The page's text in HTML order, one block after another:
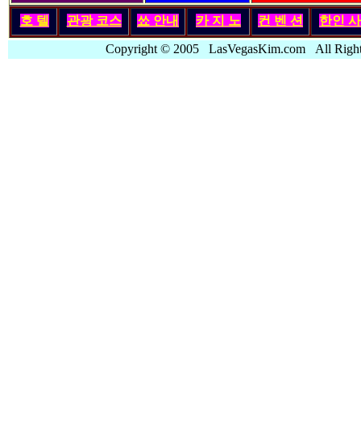
호 텔 관광 코스 쑈 안내 카 지 노 컨 벤 션 한인
Copyright © 2005 LasVegasKim.com All